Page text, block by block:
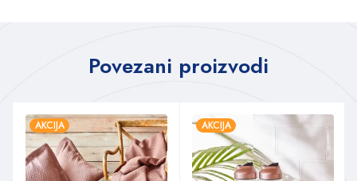
Povezani proizvodi
AKCIJA AKCIJA